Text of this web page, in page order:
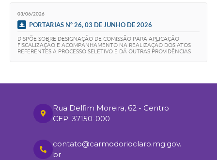
03/06/2026
PORTARIAS Nº 26, 03 DE JUNHO DE 2026
DISPÕE SOBRE DESIGNAÇÃO DE COMISSÃO PARA APLICAÇÃO
FISCALIZAÇÃO E ACOMPANHAMENTO NA REALIZAÇÃO DOS ATOS
REFERENTES A PROCESSO SELETIVO E DÁ OUTRAS PROVIDÊNCIAS
Rua Delfim Moreira, 62 - Centro
CEP: 37150-000
contato@carmodorioclaro.mg.gov.
br